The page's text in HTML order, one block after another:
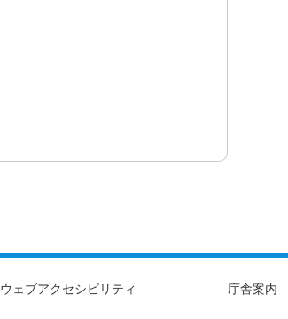
ウェブアクセシビリティ 庁舎案内